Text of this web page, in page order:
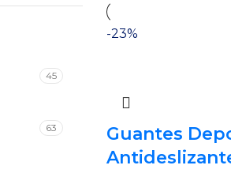
45
63
-23%
Guantes